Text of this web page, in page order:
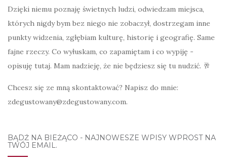
Dzięki niemu poznaję świetnych ludzi, odwiedzam miejsca,
których nigdy bym bez niego nie zobaczył, dostrzegam inne
punkty widzenia, zgłębiam kulturę, historię i geografię. Same
fajne rzeczy. Co wyłuskam, co zapamiętam i co wypiję -
opisuję tutaj. Mam nadzieję, że nie będziesz się tu nudzić. 🥂
Chcesz się ze mną skontaktować? Napisz do mnie:
zdegustowany@zdegustowany.com.
BĄDŹ NA BIEŻĄCO - NAJNOWESZE WPISY WPROST NA
TWÓJ EMAIL.